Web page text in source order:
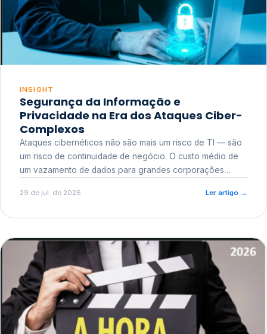
INSIGHT
Segurança da Informação e
Privacidade na Era dos Ataques Ciber-
Complexos
Ataques cibernéticos não são mais um risco de TI — são
um risco de continuidade de negócio. O custo médio de
um vazamento de dados para grandes corporações
reputacional e o risco regulatório junto a órgãos como a
29 de jul. de 2026 Ler artigo →